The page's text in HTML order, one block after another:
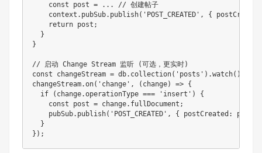
const post = ...
// 创建帖子
    context
. pubSub. publish( 'POST_CREATED' , { postCreated
return post ;
}
}
// 启动 Change Stream 监听 (可选，更实时)
const changeStream = db. collection( 'posts' ) .watch( )
changeStream.on( 'change' , ( change) => {
if
( change.operationType === 'insert' )
{
const post = change. fullDocument ;
    pubSub
. publish( 'POST_CREATED' , { postCreated : post
}
} ) ;